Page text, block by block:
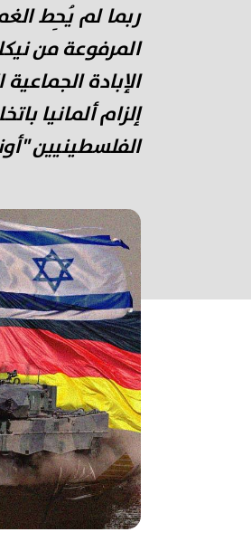
ربما لم يُحِط
المرفوعة من
الإبادة
إلزام ألمانيا
الفلسطينيين